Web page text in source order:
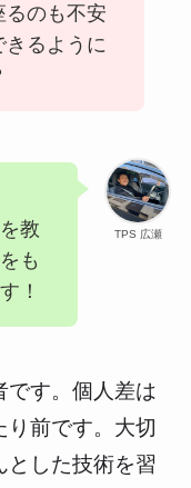
るのも不安
きるように
TPS 広瀬
教
も
！
です。個人差は
り前です。大切
とした技術を習